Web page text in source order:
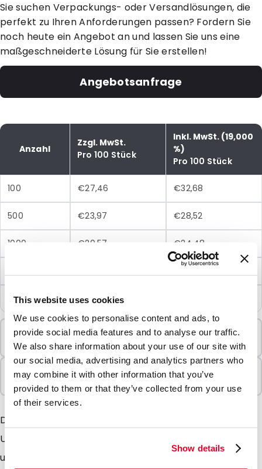
This website uses cookies
We use cookies to personalise content and ads, to
provide social media features and to analyse our traffic.
We also share information about your use of our site with
our social media, advertising and analytics partners who
may combine it with other information that you’ve
provided to them or that they’ve collected from your use
of their services.
Show details
Sie suchen Verpackungs- oder Versandlösungen, die
perfekt zu Ihren Anforderungen passen? Fordern Sie
noch heute ein Angebot an und lassen Sie uns eine
maßgeschneiderte Lösung für Sie erstellen!
Angebotsanfrage
Anzahl
Zzgl. MwSt.
Pro 100 Stück
Inkl. MwSt. (19,000
%)
Pro 100 Stück
100 €27,46 €32,68
500 €23,97 €28,52
1000 €20,57 €24,48
5000 €16,48
Mindestbestellung
100 Einheiten
In Paketen verkauft
100 Einheiten
Die Röhrchen und Behälter sind angedacht als
Unterteil der Versandverpackung zum Versand von
u.a. Stuhl- und Urinproben sowie von anderen